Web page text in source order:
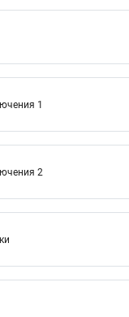
1
2